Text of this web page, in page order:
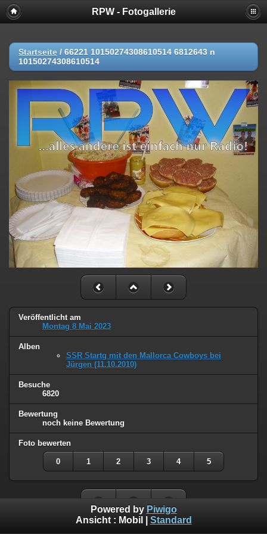
RPW - Fotogallerie
Startseite / 66221 10150274308610514 6812643 n
10150274308610514
Veröffentlicht am
Montag 8 Mai 2023
Alben
SSR Startg mit den Mallorca Cowboys bei
Jürgen (11.10.2010)
Besuche
6820
Bewertung
noch keine Bewertung
Foto bewerten
0 1 2 3 4 5
Powered by Piwigo
Ansicht : Mobil Standard